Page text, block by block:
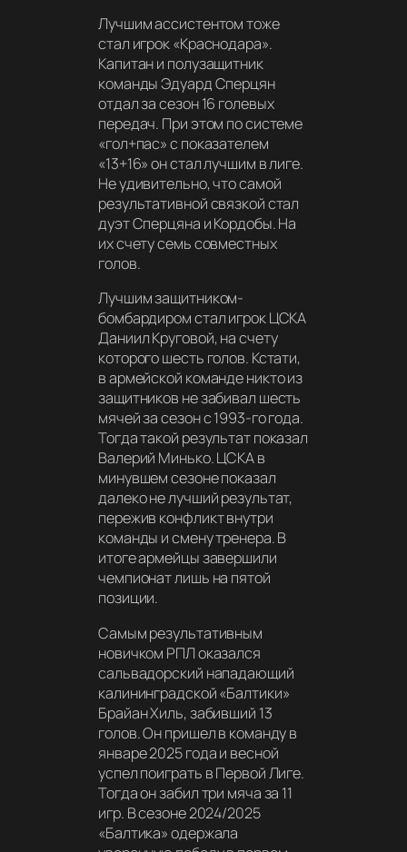
Лучшим ассистентом тоже
стал игрок «Краснодара».
Капитан и полузащитник
команды Эдуард Сперцян
отдал за сезон 16 голевых
передач. При этом по системе
«гол+пас» с показателем
«13+16» он стал лучшим в лиге.
Не удивительно, что самой
результативной связкой стал
дуэт Сперцяна и Кордобы. На
их счету семь совместных
голов.
Лучшим защитником-
бомбардиром стал игрок ЦСКА
Даниил Круговой, на счету
которого шесть голов. Кстати,
в армейской команде никто из
защитников не забивал шесть
мячей за сезон с 1993-го года.
Тогда такой результат показал
Валерий Минько. ЦСКА в
минувшем сезоне показал
далеко не лучший результат,
пережив конфликт внутри
команды и смену тренера. В
итоге армейцы завершили
чемпионат лишь на пятой
позиции.
Самым результативным
новичком РПЛ оказался
сальвадорский нападающий
калининградской «Балтики»
Брайан Хиль, забивший 13
голов. Он пришел в команду в
январе 2025 года и весной
успел поиграть в Первой Лиге.
Тогда он забил три мяча за 11
игр. В сезоне 2024/2025
«Балтика» одержала